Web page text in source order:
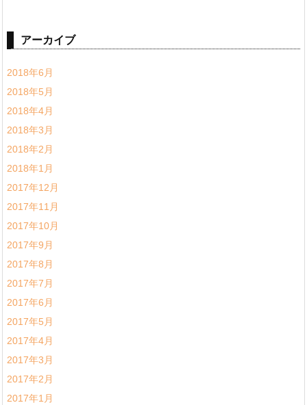
アーカイブ
2018年6月
2018年5月
2018年4月
2018年3月
2018年2月
2018年1月
2017年12月
2017年11月
2017年10月
2017年9月
2017年8月
2017年7月
2017年6月
2017年5月
2017年4月
2017年3月
2017年2月
2017年1月